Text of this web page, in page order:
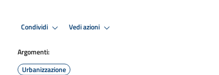
Condividi Vedi azioni
Argomenti:
Urbanizzazione